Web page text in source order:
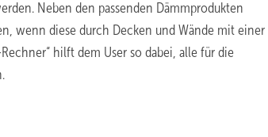
Neben den passenden Dämmprodukten
wenn diese durch Decken und Wände mit einer
hilft dem User so dabei, alle für die